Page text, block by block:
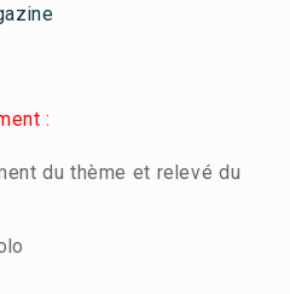
:
du thème et relevé du